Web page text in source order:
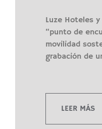
Luze Hoteles
“punto de
movilidad
grabación de
LEER MÁS